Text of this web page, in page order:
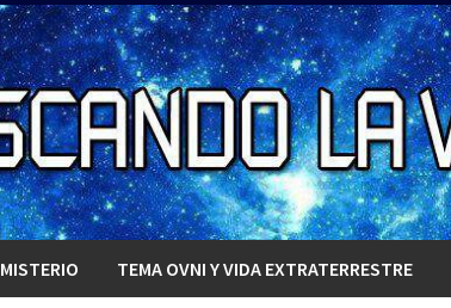
MISTERIO TEMA OVNI Y VIDA EXTRATERRESTRE